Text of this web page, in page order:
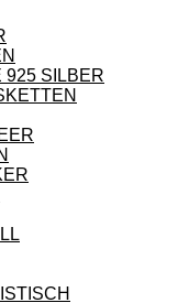
925 SILBER